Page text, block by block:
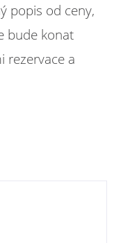
popis od ceny,
bude konat
rezervace a